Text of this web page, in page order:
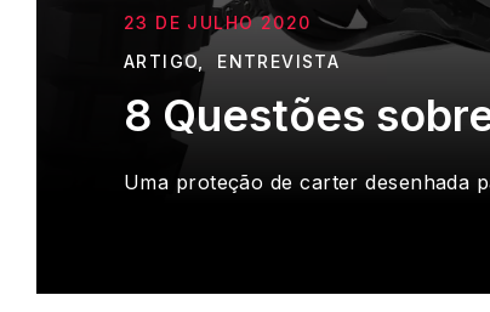
23 DE JULHO 2020
ARTIGO
ENTREVISTA
8 Questões
Uma proteção de carter desenhada